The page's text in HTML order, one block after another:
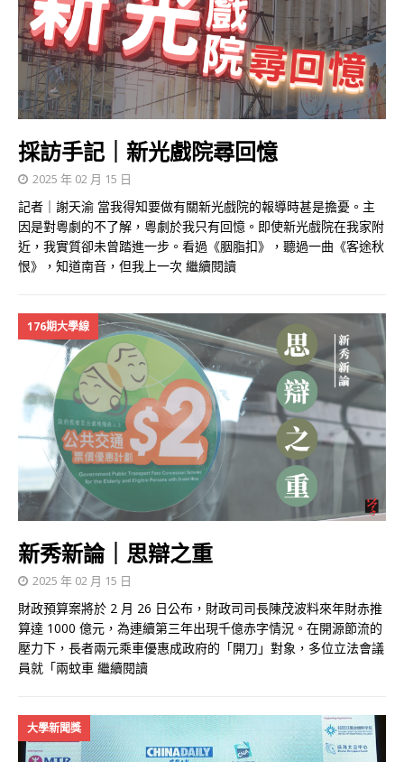
採訪手記｜新光戲院尋回憶
2025 年 02 月 15 日
記者｜謝天渝 當我得知要做有關新光戲院的報導時甚是擔憂。主
因是對粵劇的不了解，粵劇於我只有回憶。即使新光戲院在我家附
近，我實質卻未曾踏進一步。看過《胭脂扣》，聽過一曲《客途秋
恨》，知道南音，但我上一次 繼續閱讀
176期大學線
新秀新論｜思辯之重
2025 年 02 月 15 日
財政預算案將於 2 月 26 日公布，財政司司長陳茂波料來年財赤推
算達 1000 億元，為連續第三年出現千億赤字情況。在開源節流的
壓力下，長者兩元乘車優惠成政府的「開刀」對象，多位立法會議
員就「兩蚊車 繼續閱讀
大學新聞獎